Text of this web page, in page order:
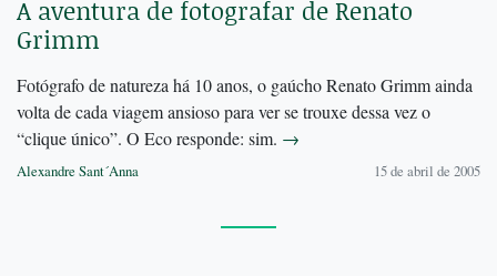
A aventura de fotografar de Renato
Grimm
Fotógrafo de natureza há 10 anos, o gaúcho Renato Grimm ainda
volta de cada viagem ansioso para ver se trouxe dessa vez o
“clique único”. O Eco responde: sim. →
Alexandre Sant´Anna 15 de abril de 2005